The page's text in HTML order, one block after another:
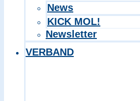
News
KICK MOL!
Newsletter
VERBAND